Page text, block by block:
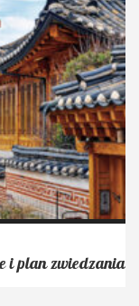
i plan zwiedzania